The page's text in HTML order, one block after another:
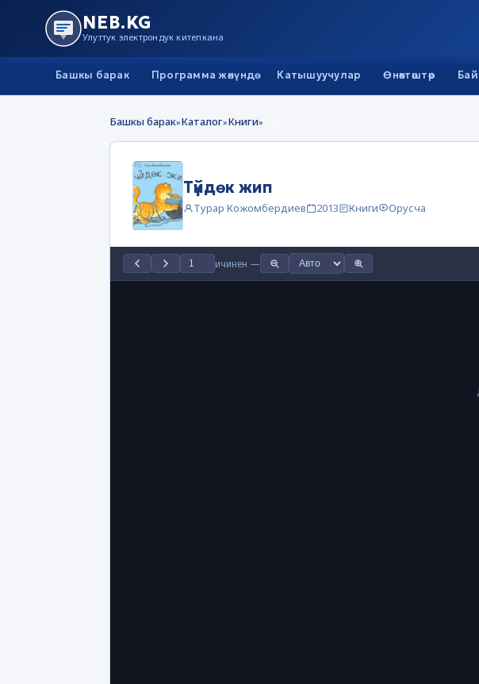
NEB.KG
Улуттук электрондук китепкана
Башкы барак Программа жөнүндө Катышуучулар Өнөктөштөр
Башкы барак»Каталог»Книги»
Түйдөк жип
Турар Кожомбердиев 2013 Книги Орусча
ичинен —